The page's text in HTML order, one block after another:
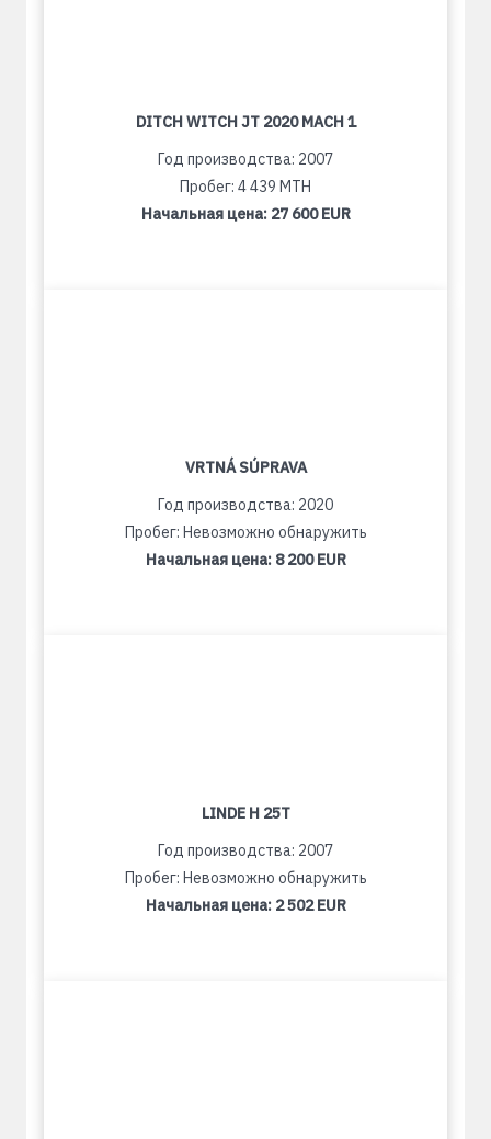
DITCH WITCH JT 2020 MACH 1
Год производства: 2007
Пробег: 4 439 MTH
Начальная цена: 27 600 EUR
VRTNÁ SÚPRAVA
Год производства: 2020
Пробег: Невозможно обнаружить
Начальная цена: 8 200 EUR
LINDE H 25T
Год производства: 2007
Пробег: Невозможно обнаружить
Начальная цена: 2 502 EUR